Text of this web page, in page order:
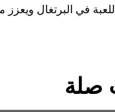
في البرتغال ويعزز
صلة